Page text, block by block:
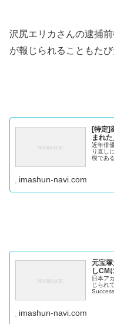
沢尻エリカさんの逮捕
が報じられることもたび
[特定]
まれ
近年俳
り直し
模であ
imashun-navi.com
元宝
しCM
日本ア
じられ
imashun-navi.com